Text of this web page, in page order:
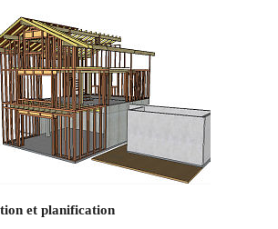
et planification